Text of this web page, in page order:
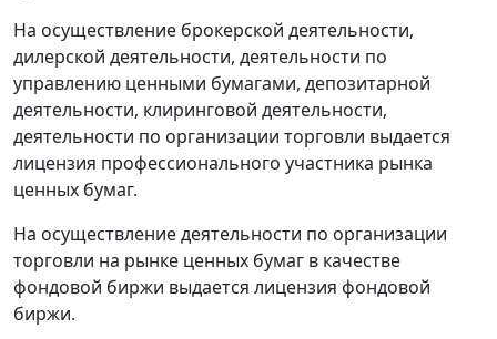
На осуществление брокерской деятельности,
дилерской деятельности, деятельности по
управлению ценными бумагами, депозитарной
деятельности, клиринговой деятельности,
деятельности по организации торговли выдается
лицензия профессионального участника рынка
ценных бумаг.
На осуществление деятельности по организации
торговли на рынке ценных бумаг в качестве
фондовой биржи выдается лицензия фондовой
биржи.